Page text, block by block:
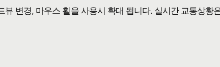
뷰 변경, 마우스 휠을 사용시 확대 됩니다. 실시간 교통상황